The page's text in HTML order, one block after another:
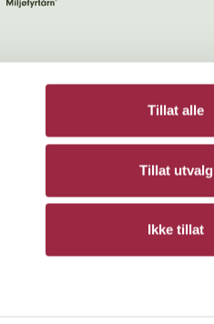
Tillat alle
Tillat utvalg
Ikke tillat
Bergene Holm